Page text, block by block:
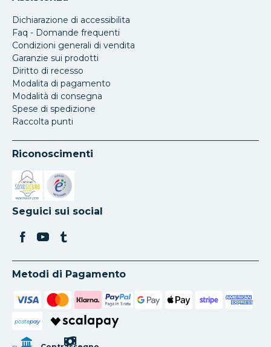
Dichiarazione di accessibilita
Faq - Domande frequenti
Condizioni generali di vendita
Garanzie sui prodotti
Diritto di recesso
Modalita di pagamento
Modalità di consegna
Spese di spedizione
Raccolta punti
Riconoscimenti
Si apre in una nuova scheda
Si apre in una nuova scheda
Seguici sui social
Metodi di Pagamento
postepay